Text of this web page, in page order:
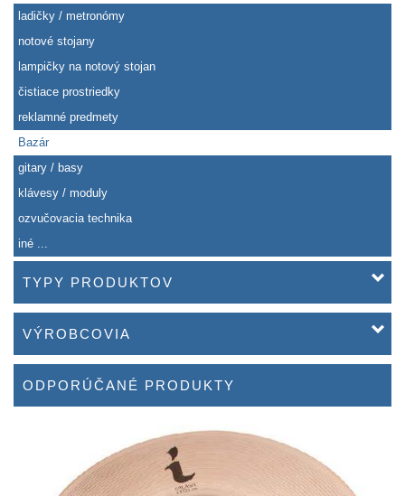
ladičky / metronómy
notové stojany
lampičky na notový stojan
čistiace prostriedky
reklamné predmety
Bazár
gitary / basy
klávesy / moduly
ozvučovacia technika
iné ...
TYPY PRODUKTOV
VÝROBCOVIA
ODPORÚČANÉ PRODUKTY